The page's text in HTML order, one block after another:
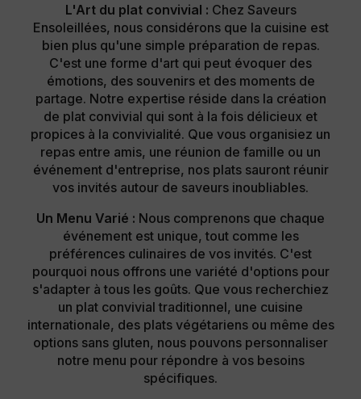
L'Art du plat convivial : Chez Saveurs
Ensoleillées, nous considérons que la cuisine est
bien plus qu'une simple préparation de repas.
C'est une forme d'art qui peut évoquer des
émotions, des souvenirs et des moments de
partage. Notre expertise réside dans la création
de plat convivial qui sont à la fois délicieux et
propices à la convivialité. Que vous organisiez un
repas entre amis, une réunion de famille ou un
événement d'entreprise, nos plats sauront réunir
vos invités autour de saveurs inoubliables.
Un Menu Varié : Nous comprenons que chaque
événement est unique, tout comme les
préférences culinaires de vos invités. C'est
pourquoi nous offrons une variété d'options pour
s'adapter à tous les goûts. Que vous recherchiez
un plat convivial traditionnel, une cuisine
internationale, des plats végétariens ou même des
options sans gluten, nous pouvons personnaliser
notre menu pour répondre à vos besoins
spécifiques.